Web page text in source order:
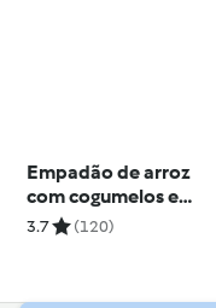
Empadão de arroz
com cogumelos e
frango
3.7 (120)